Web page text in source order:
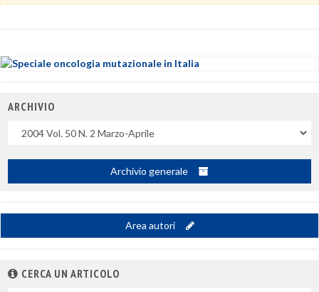
ARCHIVIO
Archivio generale
Area autori
CERCA UN ARTICOLO